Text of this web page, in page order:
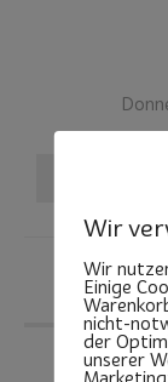
Wir
Wir
Einige
nicht-
der
unserer